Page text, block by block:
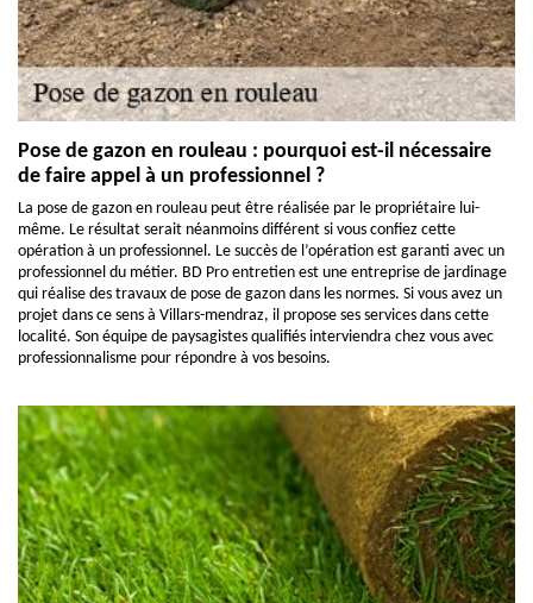
Pose de gazon en rouleau : pourquoi est-il nécessaire
de faire appel à un professionnel ?
La pose de gazon en rouleau peut être réalisée par le propriétaire lui-
même. Le résultat serait néanmoins différent si vous confiez cette
opération à un professionnel. Le succès de l’opération est garanti avec un
professionnel du métier. BD Pro entretien est une entreprise de jardinage
qui réalise des travaux de pose de gazon dans les normes. Si vous avez un
projet dans ce sens à Villars-mendraz, il propose ses services dans cette
localité. Son équipe de paysagistes qualifiés interviendra chez vous avec
professionnalisme pour répondre à vos besoins.